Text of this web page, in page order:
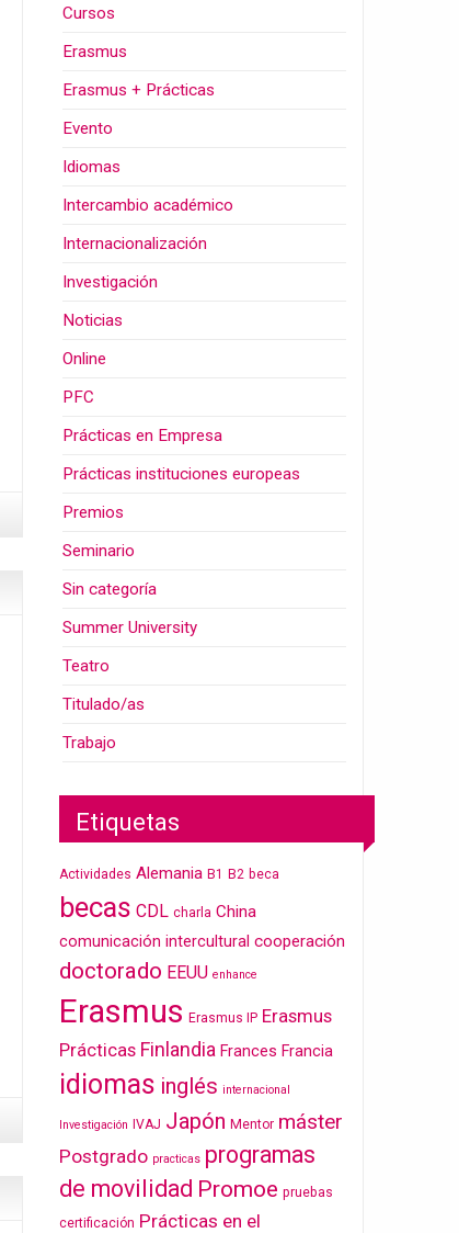
Cursos
Erasmus
Erasmus + Prácticas
Evento
Idiomas
Intercambio académico
Internacionalización
Investigación
Noticias
Online
PFC
Prácticas en Empresa
Prácticas instituciones europeas
Premios
Seminario
Sin categoría
Summer University
Teatro
Titulado/as
Trabajo
Etiquetas
Actividades Alemania B1 B2 beca
becas CDL charla China
comunicación intercultural cooperación
doctorado EEUU enhance
Erasmus Erasmus IP Erasmus
Prácticas Finlandia Frances Francia
idiomas inglés internacional
Investigación IVAJ Japón Mentor máster
Postgrado practicas programas
de movilidad Promoe pruebas
certificación Prácticas en el